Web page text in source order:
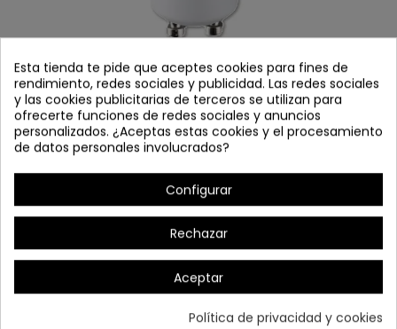
COD.9019 BOMBILLA DECORATIVA LED
Referencia 9019
Bombilla decorativa LED
Esta tienda te pide que aceptes cookies para fines de
rendimiento, redes sociales y publicidad. Las redes sociales
y las cookies publicitarias de terceros se utilizan para
ofrecerte funciones de redes sociales y anuncios
personalizados. ¿Aceptas estas cookies y el procesamiento
de datos personales involucrados?
Configurar
Rechazar
Aceptar
Política de privacidad y cookies